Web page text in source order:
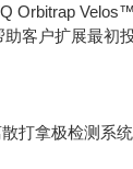
Orbitrap
助客户扩展最初
打拿极检测系